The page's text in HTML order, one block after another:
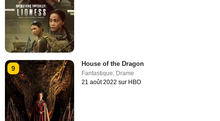
9
House of the Dragon
Fantastique, Drame
21 août 2022 sur HBO